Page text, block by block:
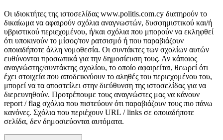
Οι ιδιοκτήτες της ιστοσελίδας www.politis.com.cy διατηρούν το
δικαίωμα να αφαιρούν σχόλια αναγνωστών, δυσφημιστικού και/ή
υβριστικού περιεχομένου, ή/και σχόλια που μπορούν να εκληφθεί
ότι υποκινούν το μίσος/τον ρατσισμό ή που παραβιάζουν
οποιαδήποτε άλλη νομοθεσία. Οι συντάκτες των σχολίων αυτών
ευθύνονται προσωπικά για την δημοσίευση τους. Αν κάποιος
αναγνώστης/συντάκτης σχολίου, το οποίο αφαιρείται, θεωρεί ότι
έχει στοιχεία που αποδεικνύουν το αληθές του περιεχομένου του,
μπορεί να τα αποστείλει στην διεύθυνση της ιστοσελίδας για να
διερευνηθούν. Προτρέπουμε τους αναγνώστες μας να κάνουν
report / flag σχόλια που πιστεύουν ότι παραβιάζουν τους πιο πάνω
κανόνες. Σχόλια που περιέχουν URL / links σε οποιαδήποτε
σελίδα, δεν δημοσιεύονται αυτόματα.